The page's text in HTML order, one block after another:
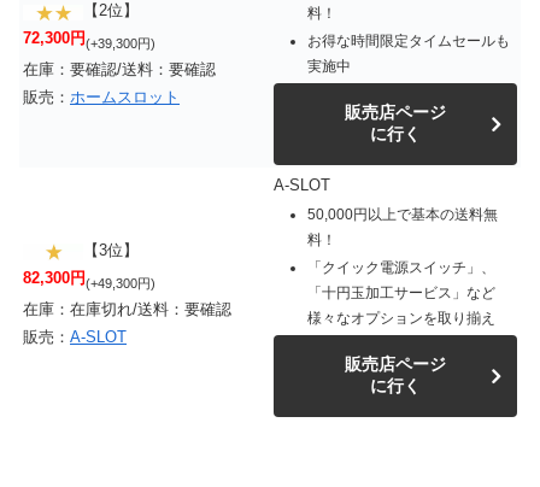
【2位】
72,300円(+39,300円)
在庫：要確認/送料：要確認
販売： ホームスロット
料！
お得な時間限定タイムセールも
実施中
販売店ページ
に行く
【3位】
82,300円(+49,300円)
在庫：在庫切れ/送料：要確認
販売： A-SLOT
A-SLOT
50,000円以上で基本の送料無
料！
「クイック電源スイッチ」、
「十円玉加工サービス」など
様々なオプションを取り揃え
販売店ページ
に行く